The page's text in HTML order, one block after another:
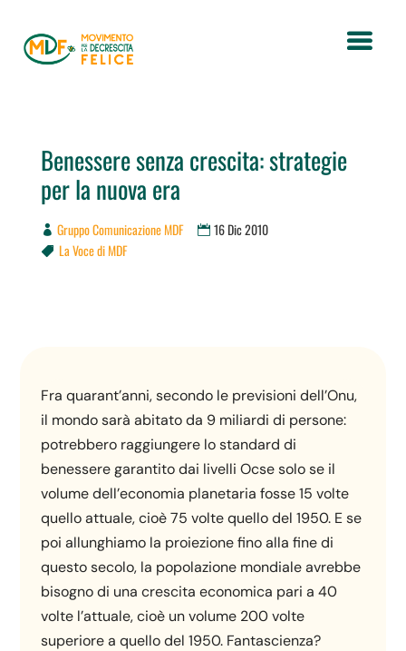
Benessere senza crescita: strategie
per la nuova era
Gruppo Comunicazione MDF 16 Dic 2010
 La Voce di MDF
Fra quarant’anni, secondo le previsioni dell’Onu,
il mondo sarà abitato da 9 miliardi di persone:
potrebbero raggiungere lo standard di
benessere garantito dai livelli Ocse solo se il
volume dell’economia planetaria fosse 15 volte
quello attuale, cioè 75 volte quello del 1950. E se
poi allunghiamo la proiezione fino alla fine di
questo secolo, la popolazione mondiale avrebbe
bisogno di una crescita economica pari a 40
volte l’attuale, cioè un volume 200 volte
superiore a quello del 1950. Fantascienza?